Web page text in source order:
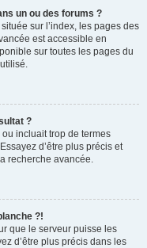
un ou des forums ?
sur l’index, les pages des
est accessible en
sur toutes les pages du
?
incluait trop de termes
d’être plus précis et
recherche avancée.
?!
que le serveur puisse les
d’être plus précis dans les